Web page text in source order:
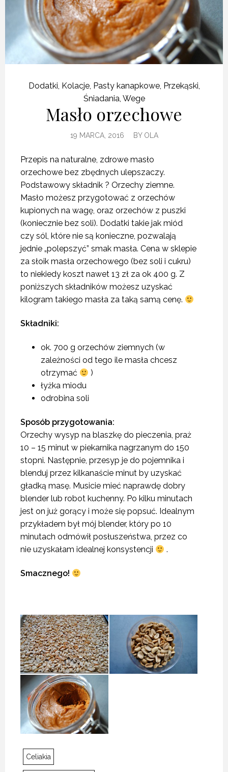
Dodatki, Kolacje, Pasty kanapkowe, Przekąski,
Śniadania, Wege
Masło orzechowe
19 MARCA, 2016 BY OLA
Przepis na naturalne, zdrowe masło
orzechowe bez zbędnych ulepszaczy.
Podstawowy składnik ? Orzechy ziemne.
Masło możesz przygotować z orzechów
kupionych na wagę, oraz orzechów z puszki
(koniecznie bez soli). Dodatki takie jak miód
czy sól, które nie są konieczne, pozwalają
jednie „polepszyć” smak masła. Cena w sklepie
za słoik masła orzechowego (bez soli i cukru)
to niekiedy koszt nawet 13 zł za ok 400 g. Z
poniższych składników możesz uzyskać
kilogram takiego masła za taką samą cenę.
Składniki:
ok. 700 g orzechów ziemnych (w
zależności od tego ile masła chcesz
otrzymać
)
łyżka miodu
odrobina soli
Sposób przygotowania:
Orzechy wysyp na blaszkę do pieczenia, praż
10 – 15 minut w piekarnika nagrzanym do 150
stopni. Następnie, przesyp je do pojemnika i
blenduj przez kilkanaście minut by uzyskać
gładką masę. Musicie mieć naprawdę dobry
blender lub robot kuchenny. Po kilku minutach
jest on już gorący i może się popsuć. Idealnym
przykładem był mój blender, który po 10
minutach odmówił posłuszeństwa, przez co
nie uzyskałam idealnej konsystencji
.
Smacznego!
Celiakia